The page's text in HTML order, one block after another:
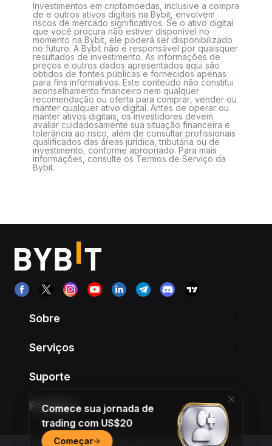
Investimentos em criptomoedas, inclusive a compra
de e outros ativos digitais na Bybit, envolvem
riscos de mercado significativos. Se o ativo digital
que você procura não estiver disponível no
momento na Bybit, ele poderá ser disponibilizado
no futuro. A Bybit não é responsável por quaisquer
resultados de investimento. As informações de
preços e outros dados apresentados aqui são
obtidos de fontes públicas e fornecidos apenas
para fins informativos. Este conteúdo não constitui
aconselhamento financeiro nem qualquer
recomendação ou oferta para comprar, vender ou
manter qualquer ativo digital. Antes de operar ou
manter ativos digitais, os investidores devem
avaliar cuidadosamente sua situação financeira e
tolerância ao risco, além de consultar profissionais
qualificados das áreas jurídica, tributária ou de
investimento, conforme apropriado. Para mais
informações, consulte os Termos de Serviço da
Bybit.
Sobre
Serviços
Suporte
Produtos
Comece sua jornada de
trading com US$20
Começar